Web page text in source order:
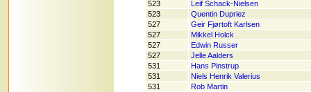
523
Leif Schack-Nielsen
523
Quentin Dupriez
527
Geir Fjørtoft Karlsen
527
Mikkel Holck
527
Edwin Russer
527
Jelle Aalders
531
Hans Pinstrup
531
Niels Henrik Valerius
531
Rob Martin